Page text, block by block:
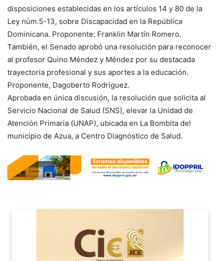
disposiciones establecidas en los artículos 14 y 80 de la
Ley núm.5-13, sobre Discapacidad en la República
Dominicana. Proponente: Franklin Martín Romero.
También, el Senado aprobó una resolución para reconocer
al profesor Quino Méndez y Méndez por su destacada
trayectoria profesional y sus aportes a la educación.
Proponente, Dagoberto Rodríguez.
Aprobada en única discusión, la resolución que solicita al
Servicio Nacional de Salud (SNS), elevar la Unidad de
Atención Primaria (UNAP), ubicada en La Bombita del
municipio de Azua, a Centro Diagnóstico de Salud.